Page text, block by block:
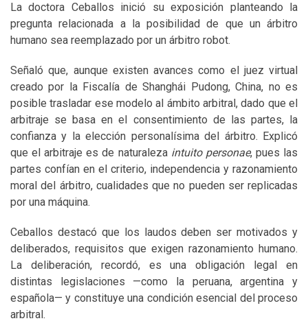
La doctora Ceballos inició su exposición planteando la
pregunta relacionada a la posibilidad de que un árbitro
humano sea reemplazado por un árbitro robot.
Señaló que, aunque existen avances como el juez virtual
creado por la Fiscalía de Shanghái Pudong, China, no es
posible trasladar ese modelo al ámbito arbitral, dado que el
arbitraje se basa en el consentimiento de las partes, la
confianza y la elección personalísima del árbitro. Explicó
que el arbitraje es de naturaleza intuito personae, pues las
partes confían en el criterio, independencia y razonamiento
moral del árbitro, cualidades que no pueden ser replicadas
por una máquina.
Ceballos destacó que los laudos deben ser motivados y
deliberados, requisitos que exigen razonamiento humano.
La deliberación, recordó, es una obligación legal en
distintas legislaciones —como la peruana, argentina y
española— y constituye una condición esencial del proceso
arbitral.